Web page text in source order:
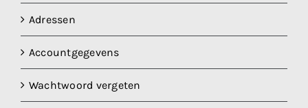
Adressen
Accountgegevens
Wachtwoord vergeten